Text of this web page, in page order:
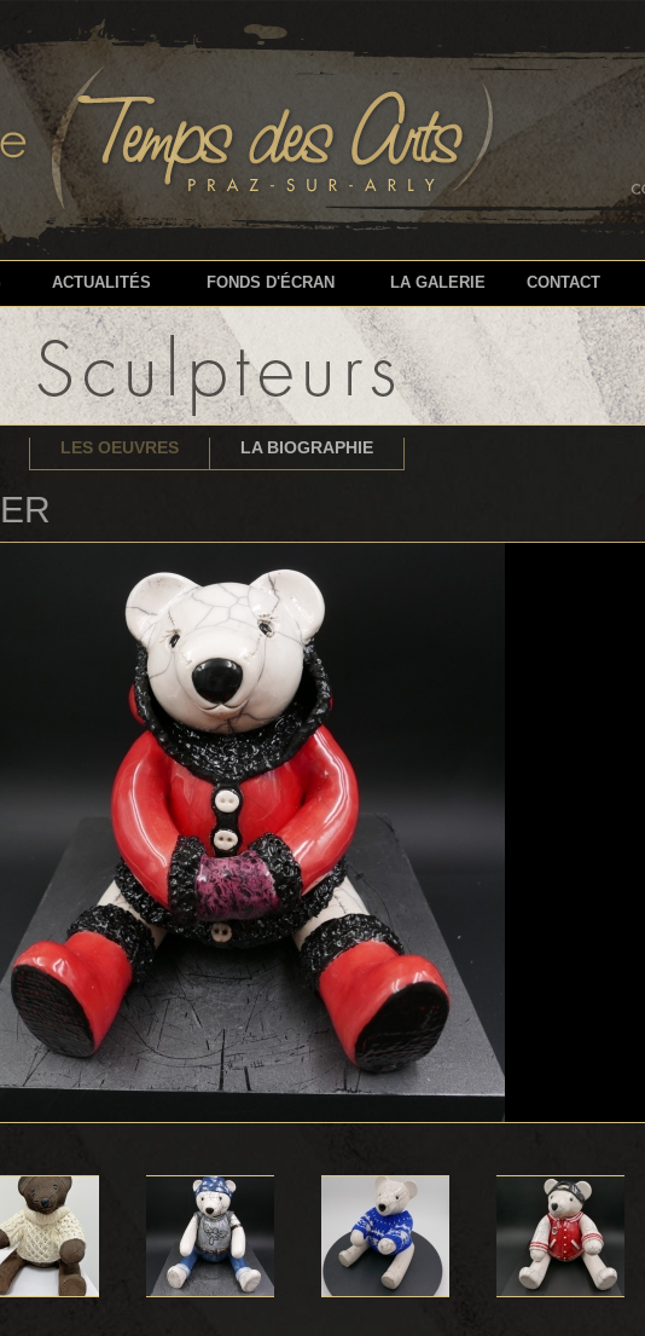
ACTUALITÉS FONDS D'ÉCRAN LA GALERIE CONTACT
LES OEUVRES LA BIOGRAPHIE